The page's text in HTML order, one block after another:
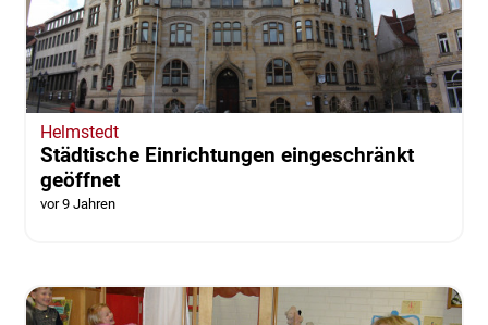
Helmstedt
Städtische Einrichtungen eingeschränkt
geöffnet
vor 9 Jahren